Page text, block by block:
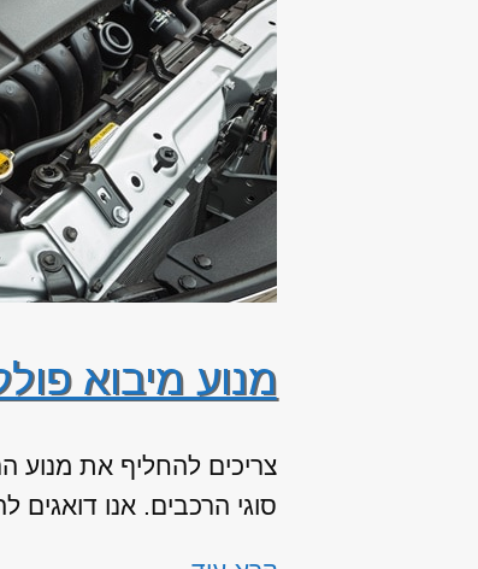
מנוע מיבוא
צריכים להחליף את מנוע
סוגי הרכבים. אנו דואגים